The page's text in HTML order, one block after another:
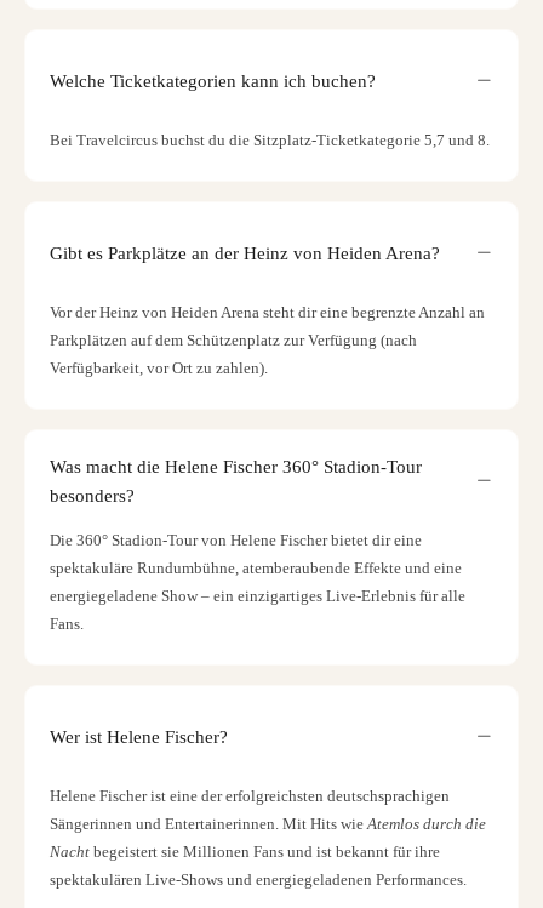
Welche Ticketkategorien kann ich buchen?
Bei Travelcircus buchst du die Sitzplatz-Ticketkategorie 5,7 und 8.
Gibt es Parkplätze an der Heinz von Heiden Arena?
Vor der Heinz von Heiden Arena steht dir eine begrenzte Anzahl an
Parkplätzen auf dem Schützenplatz zur Verfügung (nach
Verfügbarkeit, vor Ort zu zahlen).
Was macht die Helene Fischer 360° Stadion-Tour
besonders?
Die 360° Stadion-Tour von Helene Fischer bietet dir eine
spektakuläre Rundumbühne, atemberaubende Effekte und eine
energiegeladene Show – ein einzigartiges Live-Erlebnis für alle
Fans.
Wer ist Helene Fischer?
Helene Fischer ist eine der erfolgreichsten deutschsprachigen
Sängerinnen und Entertainerinnen. Mit Hits wieAtemlos durch die
Nacht begeistert sie Millionen Fans und ist bekannt für ihre
spektakulären Live-Shows und energiegeladenen Performances.